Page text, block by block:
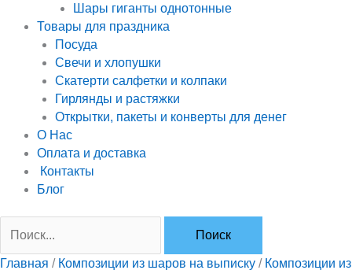
Шары гиганты однотонные
Товары для праздника
Посуда
Свечи и хлопушки
Скатерти салфетки и колпаки
Гирлянды и растяжки
Открытки, пакеты и конверты для денег
О Нас
Оплата и доставка
Контакты
Блог
Главная / Композиции из шаров на выписку / Композиции из